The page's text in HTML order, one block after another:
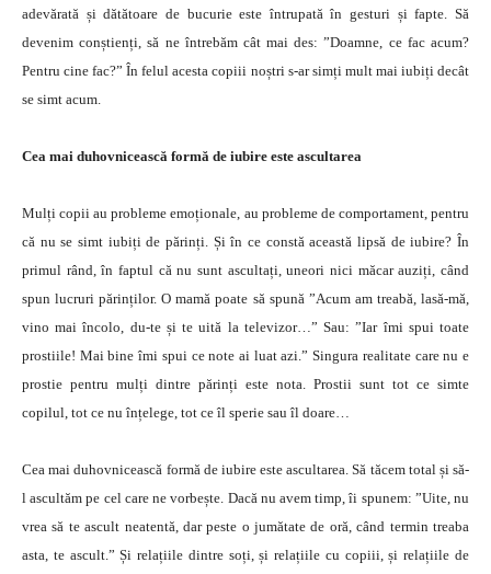
adevărată și dătătoare de bucurie este întrupată în gesturi și fapte. Să
devenim conștienți, să ne întrebăm cât mai des: ”Doamne, ce fac acum?
Pentru cine fac?” În felul acesta copiii noștri s-ar simți mult mai iubiți decât
se simt acum.
Cea mai duhovnicească formă de iubire este ascultarea
Mulți copii au probleme emoționale, au probleme de comportament, pentru
că nu se simt iubiți de părinți. Și în ce constă această lipsă de iubire? În
primul rând, în faptul că nu sunt ascultați, uneori nici măcar auziți, când
spun lucruri părinților. O mamă poate să spună ”Acum am treabă, lasă-mă,
vino mai încolo, du-te și te uită la televizor…” Sau: ”Iar îmi spui toate
prostiile! Mai bine îmi spui ce note ai luat azi.” Singura realitate care nu e
prostie pentru mulți dintre părinți este nota. Prostii sunt tot ce simte
copilul, tot ce nu înțelege, tot ce îl sperie sau îl doare…
Cea mai duhovnicească formă de iubire este ascultarea. Să tăcem total și să-
l ascultăm pe cel care ne vorbește. Dacă nu avem timp, îi spunem: ”Uite, nu
vrea să te ascult neatentă, dar peste o jumătate de oră, când termin treaba
asta, te ascult.” Și relațiile dintre soți, și relațiile cu copiii, și relațiile de